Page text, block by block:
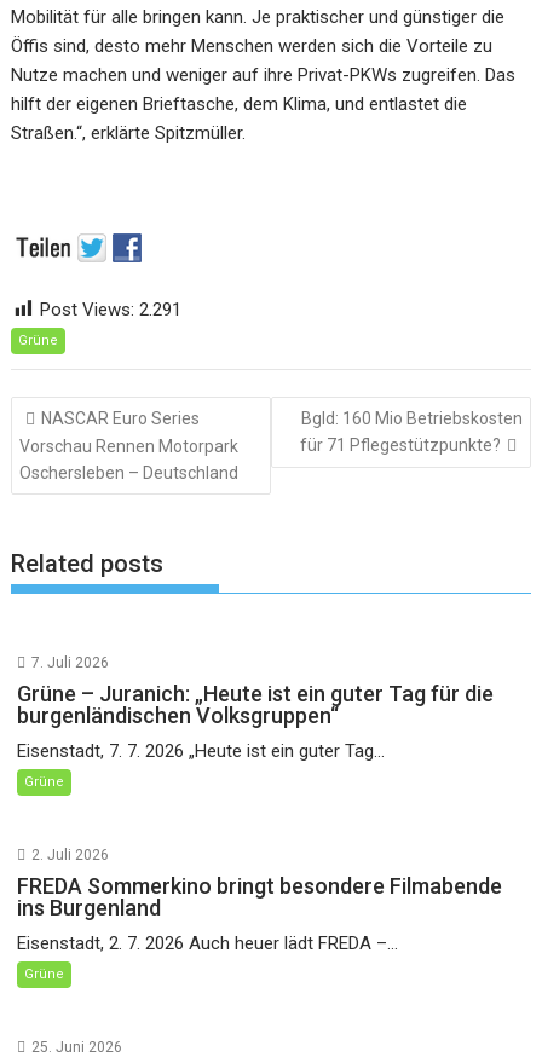
Mobilität für alle bringen kann. Je praktischer und günstiger die
Öffis sind, desto mehr Menschen werden sich die Vorteile zu
Nutze machen und weniger auf ihre Privat-PKWs zugreifen. Das
hilft der eigenen Brieftasche, dem Klima, und entlastet die
Straßen.“, erklärte Spitzmüller.
Post Views: 2.291
Grüne
Beitragsnavigation
NASCAR Euro Series
Vorschau Rennen Motorpark
Oschersleben – Deutschland
Bgld: 160 Mio Betriebskosten
für 71 Pflegestützpunkte?
Related posts
7. Juli 2026
Grüne – Juranich: „Heute ist ein guter Tag für die
burgenländischen Volksgruppen“
Eisenstadt, 7. 7. 2026 „Heute ist ein guter Tag...
Grüne
2. Juli 2026
FREDA Sommerkino bringt besondere Filmabende
ins Burgenland
Eisenstadt, 2. 7. 2026 Auch heuer lädt FREDA –...
Grüne
25. Juni 2026